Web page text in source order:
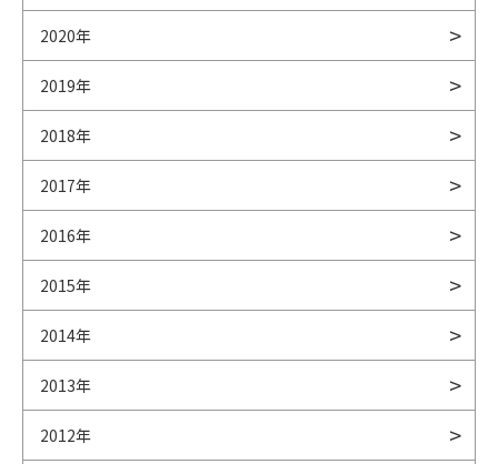
2020年
2019年
2018年
2017年
2016年
2015年
2014年
2013年
2012年